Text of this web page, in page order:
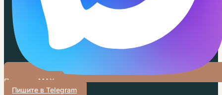
Пишите в MAX
Пишите в Telegram